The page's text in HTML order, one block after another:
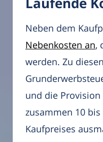
Neben dem
Nebenkosten an,
werden. Zu
und die
zusammen 10 bis
Kaufpreises